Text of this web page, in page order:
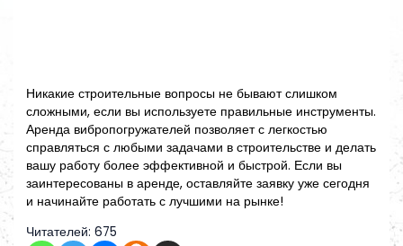
Никакие строительные вопросы не бывают слишком
сложными, если вы используете правильные инструменты.
Аренда вибропогружателей позволяет с легкостью
справляться с любыми задачами в строительстве и делать
вашу работу более эффективной и быстрой. Если вы
заинтересованы в аренде, оставляйте заявку уже сегодня
и начинайте работать с лучшими на рынке!
Читателей: 675